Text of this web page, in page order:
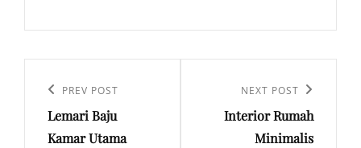
posPrevious
Post
PREV POST
Lemari Baju
Kamar Utama
Post
NEXT POST
Interior Rumah
Minimalis